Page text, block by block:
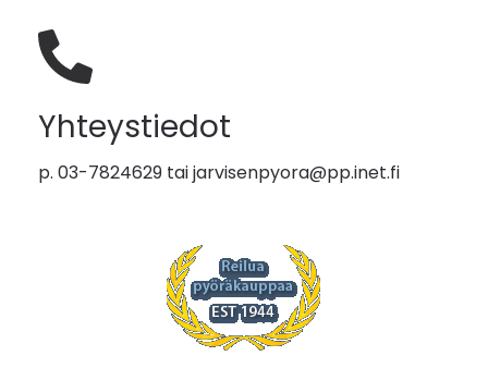
Yhteystiedot
p. 03-7824629 taijarvisenpyora@pp.inet.fi